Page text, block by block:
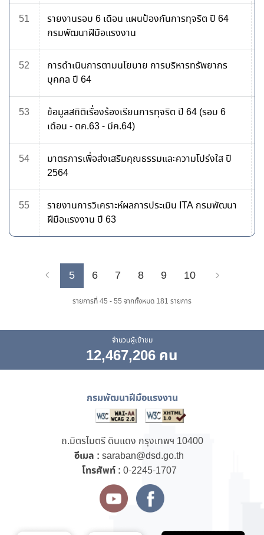
51
รายงานรอบ 6 เดือน แผนป้องกันการทุจริต ปี 64
กรมพัฒนาฝีมือแรงงาน
52
การดำเนินการตามนโยบาย การบริหารทรัพยากร
บุคคล ปี 64
53
ข้อมูลสถิติเรื่องร้องเรียนการทุจริต ปี 64 (รอบ 6
เดือน - ตค.63 - มีค.64)
54
มาตรการเพื่อส่งเสริมคุณธรรมและความโปร่งใส ปี
2564
55
รายงานการวิเคราะห์ผลการประเมิน ITA กรมพัฒนา
ฝีมือแรงงาน ปี 63
Previous
5 6 7 8 9 10
รายการที่ 45 - 55 จากทั้งหมด 181 รายการ
จำนวนผู้เข้าชม
12,467,206 คน
กรมพัฒนาฝีมือแรงงาน
ถ.มิตรไมตรี ดินแดง กรุงเทพฯ 10400
อีเมล : saraban@dsd.go.th
โทรศัพท์ : 0-2245-1707